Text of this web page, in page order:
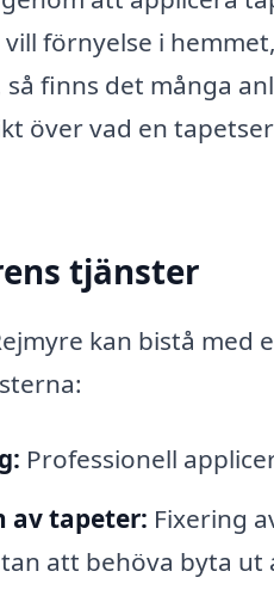
förnyelse i
så finns det många
över vad en
tjänster
kan bistå med
Professionell
av tapeter: Fixering
att behöva byta ut